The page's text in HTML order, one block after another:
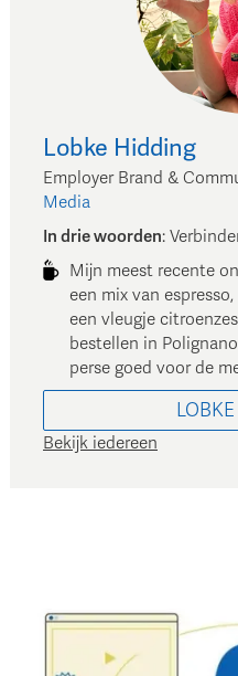
Lobke Hidding
Employer Brand &
Media
In drie woorden:
Mijn meest recente
een mix van
een vleugje
bestellen in
perse goed voor de
LOBKE
Bekijk iedereen